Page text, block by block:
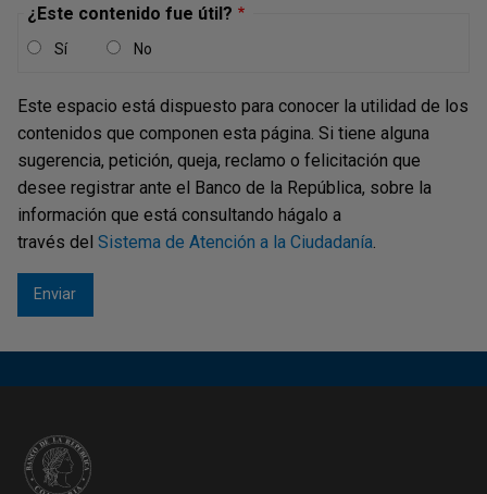
¿Este contenido fue útil?
Sí No
Este espacio está dispuesto para conocer la utilidad de los
contenidos que componen esta página. Si tiene alguna
sugerencia, petición, queja, reclamo o felicitación que
desee registrar ante el Banco de la República, sobre la
información que está consultando hágalo a
través del Sistema de Atención a la Ciudadanía